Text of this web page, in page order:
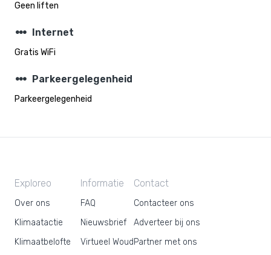
Geen liften
steppers Internet
Gratis WiFi
steppers Parkeergelegenheid
Parkeergelegenheid
Exploreo
Over ons
Klimaatactie
Klimaatbelofte
Informatie
FAQ
Nieuwsbrief
Virtueel Woud
Contact
Contacteer ons
Adverteer bij ons
Partner met ons